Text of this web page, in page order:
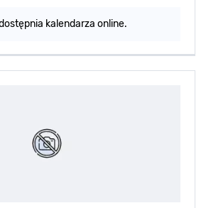
kalendarza online.